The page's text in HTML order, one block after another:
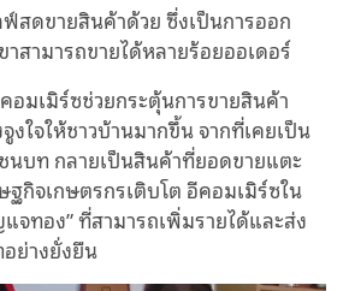
ฟ์สดขายสินค้าด้วย ซึ่งเป็นการออก
สามารถขายได้หลายร้อยออเดอร์
อมเมิร์ซช่วยกระตุ้นการขายสินค้า
งใจให้ชาวบ้านมากขึ้น จากที่เคยเป็น
นบท กลายเป็นสินค้าที่ยอดขายแตะ
ฐกิจเกษตรกรเติบโต อีคอมเมิร์ซใน
จทอง” ที่สามารถเพิ่มรายได้และส่ง
ย่างยั่งยืน